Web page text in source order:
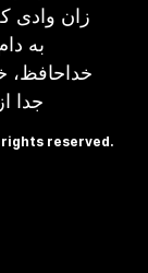
زان وادی
به
جدا
reserved.